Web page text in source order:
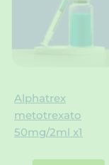
Alphatrex
metotrexato
50mg/2ml x1